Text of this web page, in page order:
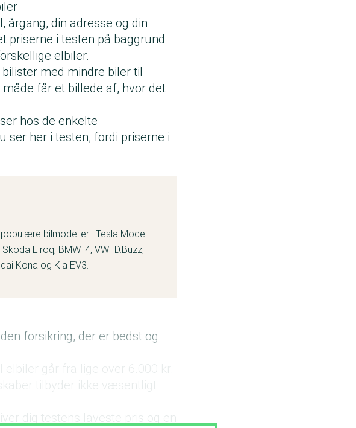
din adresse og din
priserne i testen på baggrund
elbiler.
med mindre biler til
får et billede af, hvor det
hos de enkelte
ser her i testen, fordi priserne i
bilmodeller: Tesla Model
Elroq, BMW i4, VW ID.Buzz,
Kona og Kia EV3.
forsikring, der er bedst og
tilbyder ikke væsentligt
dig testens laveste pris og en